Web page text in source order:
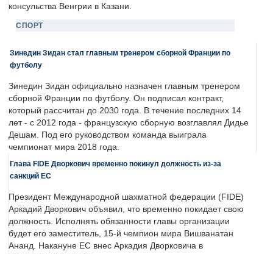
консульства Венгрии в Казани.
СПОРТ
Зинедин Зидан стал главным тренером сборной Франции по
футболу
Зинедин Зидан официально назначен главным тренером
сборной Франции по футболу. Он подписал контракт,
который рассчитан до 2030 года. В течение последних 14
лет - с 2012 года - французскую сборную возглавлял Дидье
Дешам. Под его руководством команда выиграла
чемпионат мира 2018 года.
Глава FIDE Дворкович временно покинул должность из-за
санкций ЕС
Президент Международной шахматной федерации (FIDE)
Аркадий Дворкович объявил, что временно покидает свою
должность. Исполнять обязанности главы организации
будет его заместитель, 15-й чемпион мира Вишванатан
Ананд. Накануне ЕС внес Аркадия Дворковича в